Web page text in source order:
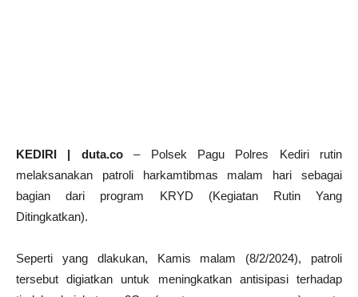
KEDIRI | duta.co– Polsek Pagu Polres Kediri rutin
melaksanakan patroli harkamtibmas malam hari sebagai
bagian dari program KRYD (Kegiatan Rutin Yang
Ditingkatkan).
Seperti yang dlakukan, Kamis malam (8/2/2024), patroli
tersebut digiatkan untuk meningkatkan antisipasi terhadap